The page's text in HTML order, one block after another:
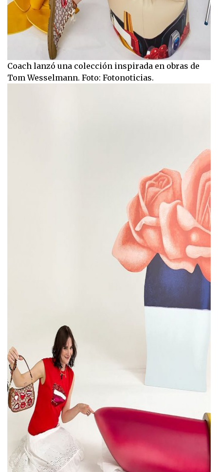
Coach lanzó una colección inspirada en obras de
Tom Wesselmann. Foto: Fotonoticias.